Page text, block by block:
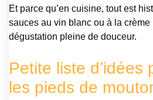
Et parce qu’en cuisine, tout est
sauces au vin blanc ou à la
dégustation pleine de douceur.
Petite liste d’idées
les pieds de